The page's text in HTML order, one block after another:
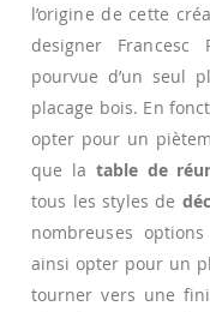
l’origine de cette
designer Francesc
pourvue d’un seul
placage bois. En
opter pour un
que la table de
tous les styles de
nombreuses
ainsi opter pour un
tourner vers une